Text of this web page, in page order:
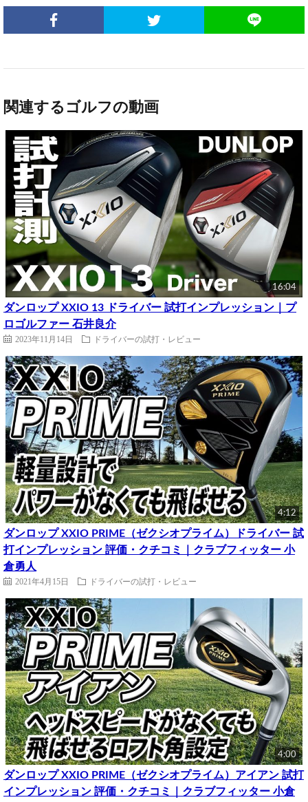
関連するゴルフの動画
16:04
ダンロップ XXIO 13 ドライバー 試打インプレッション｜プ
ロゴルファー 石井良介
2023年11月14日 ドライバーの試打・レビュー
4:12
ダンロップ XXIO PRIME（ゼクシオプライム）ドライバー 試
打インプレッション 評価・クチコミ｜クラブフィッター 小
倉勇人
2021年4月15日 ドライバーの試打・レビュー
4:00
ダンロップ XXIO PRIME（ゼクシオプライム）アイアン 試打
インプレッション 評価・クチコミ｜クラブフィッター 小倉